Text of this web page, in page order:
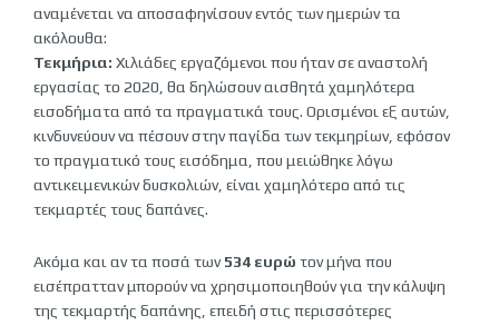
αναμένεται να αποσαφηνίσουν εντός των ημερών τα
ακόλουθα:
Τεκμήρια: Χιλιάδες εργαζόμενοι που ήταν σε αναστολή
εργασίας το 2020, θα δηλώσουν αισθητά χαμηλότερα
εισοδήματα από τα πραγματικά τους. Ορισμένοι εξ αυτών,
κινδυνεύουν να πέσουν στην παγίδα των τεκμηρίων, εφόσον
το πραγματικό τους εισόδημα, που μειώθηκε λόγω
αντικειμενικών δυσκολιών, είναι χαμηλότερο από τις
τεκμαρτές τους δαπάνες.
Ακόμα και αν τα ποσά των534 ευρώ τον μήνα που
εισέπρατταν μπορούν να χρησιμοποιηθούν για την κάλυψη
της τεκμαρτής δαπάνης, επειδή στις περισσότερες